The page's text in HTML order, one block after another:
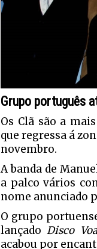
Grupo português
Os Clã são a
que regressa á
novembro.
A banda de
a palco vários
nome anunciado
O grupo
lançadoDisco
acabou por